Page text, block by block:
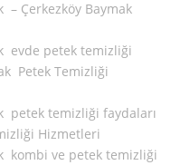
– Çerkezköy Baymak
evde petek temizliği
Petek Temizliği
petek temizliği faydaları
Hizmetleri
kombi ve petek temizliği